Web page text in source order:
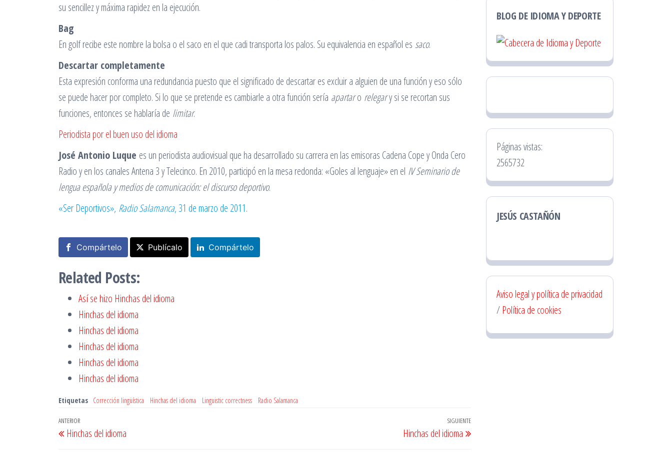
su sencillez y máxima rapidez en la ejecución.
Bag
En golf recibe este nombre la bolsa o el saco en el que cadi transporta los palos. Su equivalencia en español es saco.
Descartar completamente
Esta expresión conforma una redundancia puesto que el significado de descartar es excluir a alguien de una función y eso sólo
se puede hacer por completo. Si lo que se pretende es cambiarle a otra función sería apartaro relegary si se recortan sus
funciones, entonces se hablaría de limitar.
Periodista por el buen uso del idioma
José Antonio Luque es un periodista audiovisual que ha desarrollado su carrera en las emisoras Cadena Cope y Onda Cero
Radio y en los canales Antena 3 y Telecinco. En 2010, participó en la mesa redonda: «Goles al lenguaje» en el IV Seminario de
lengua española y medios de comunicación: el discurso deportivo.
«Ser Deportivos», Radio Salamanca, 31 de marzo de 2011.
Compártelo Publícalo Compártelo
Related Posts:
Así se hizo Hinchas del idioma
Hinchas del idioma
Hinchas del idioma
Hinchas del idioma
Hinchas del idioma
Hinchas del idioma
Etiquetas Corrección lingüística Hinchas del idioma Linguistic correctness Radio Salamanca
Navegación
de
Entrada
anterior
ANTERIOR
Hinchas del idioma
Entrada
siguiente
SIGUIENTE
Hinchas del idioma
BLOG DE IDIOMA Y DEPORTE
Páginas vistas:
2565732
JESÚS CASTAÑÓN
Aviso legal y política de privacidad
/ Política de cookies